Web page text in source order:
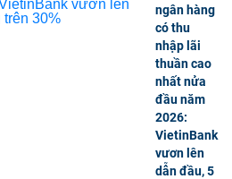
ngân hàng
có thu
nhập lãi
thuần cao
nhất nửa
đầu năm
2026:
VietinBank
vươn lên
dẫn đầu, 5